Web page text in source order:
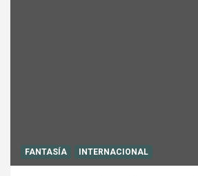
FANTASÍA INTERNACIONAL